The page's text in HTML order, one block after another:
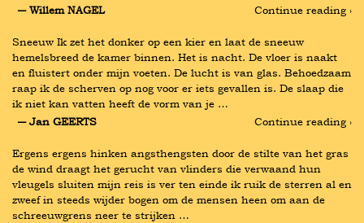
― Willem NAGEL
Continue reading ›
Sneeuw Ik zet het donker op een kier en laat de sneeuw
hemelsbreed de kamer binnen. Het is nacht. De vloer is naakt
en fluistert onder mijn voeten. De lucht is van glas. Behoedzaam
raap ik de scherven op nog voor er iets gevallen is. De slaap die
ik niet kan vatten heeft de vorm van je …
― Jan GEERTS
Continue reading ›
Ergens ergens hinken angsthengsten door de stilte van het gras
de wind draagt het gerucht van vlinders die verwaand hun
vleugels sluiten mijn reis is ver ten einde ik ruik de sterren al en
zweef in steeds wijder bogen om de mensen heen om aan de
schreeuwgrens neer te strijken …